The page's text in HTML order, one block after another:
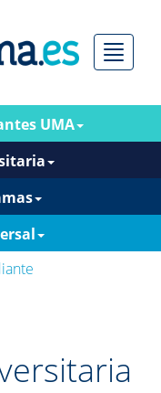
Menú
UMA